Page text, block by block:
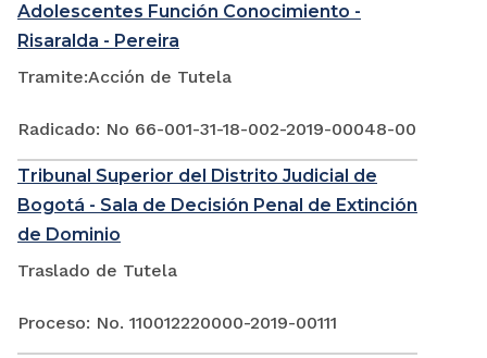
Adolescentes Función Conocimiento -
Risaralda - Pereira
Tramite:Acción de Tutela
Radicado: No 66-001-31-18-002-2019-00048-00
Tribunal Superior del Distrito Judicial de
Bogotá - Sala de Decisión Penal de Extinción
de Dominio
Traslado de Tutela
Proceso: No. 110012220000-2019-00111